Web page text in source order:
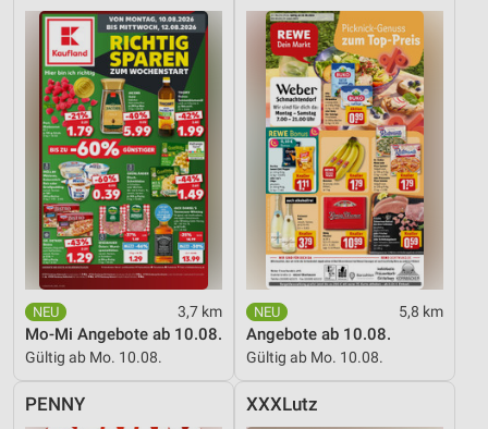
3,7 km
Mo-Mi Angebote ab 10.08.
Gültig ab Mo. 10.08.
5,8 km
Angebote ab 10.08.
Gültig ab Mo. 10.08.
PENNY XXXLutz